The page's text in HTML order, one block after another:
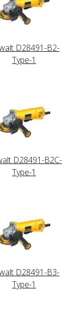
D28491-B2-
Type-1
D28491-B2C-
Type-1
D28491-B3-
Type-1